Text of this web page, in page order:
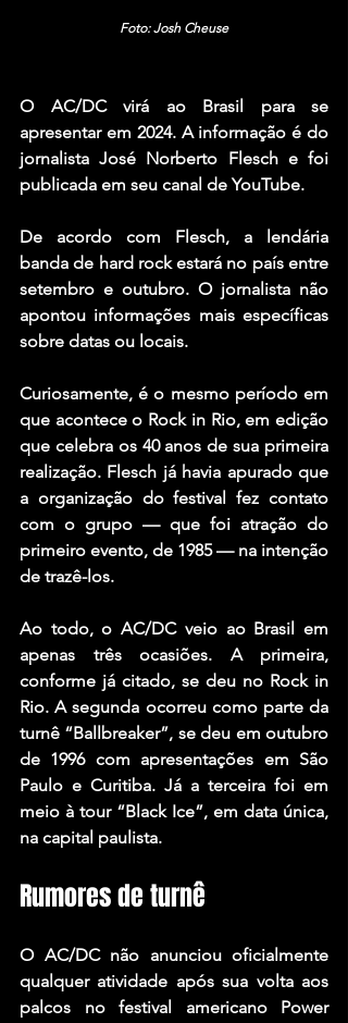
Foto: Josh Cheuse
O AC/DC virá ao Brasil para se
apresentar em 2024. A informação é do
jornalista José Norberto Flesch e foi
publicada em seu canal de YouTube.
De acordo com Flesch, a lendária
banda de hard rock estará no país entre
setembro e outubro. O jornalista não
apontou informações mais específicas
sobre datas ou locais.
Curiosamente, é o mesmo período em
que acontece o Rock in Rio, em edição
que celebra os 40 anos de sua primeira
realização. Flesch já havia apurado que
a organização do festival fez contato
com o grupo — que foi atração do
primeiro evento, de 1985 — na intenção
de trazê-los.
Ao todo, o AC/DC veio ao Brasil em
apenas três ocasiões. A primeira,
conforme já citado, se deu no Rock in
Rio. A segunda ocorreu como parte da
turnê “Ballbreaker”, se deu em outubro
de 1996 com apresentações em São
Paulo e Curitiba. Já a terceira foi em
meio à tour “Black Ice”, em data única,
na capital paulista.
Rumores de turnê
O AC/DC não anunciou oficialmente
qualquer atividade após sua volta aos
palcos no festival americano Power